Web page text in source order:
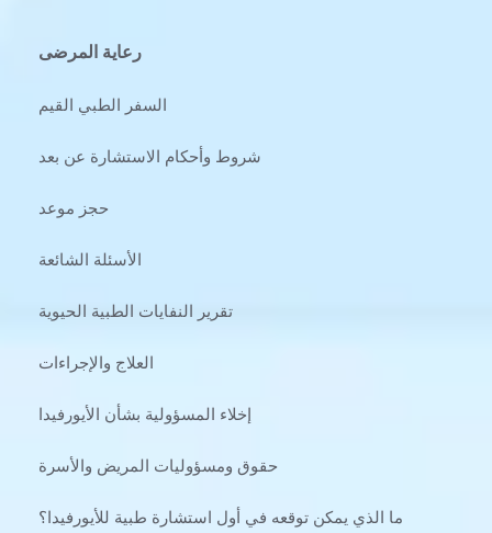
رعاية المرضى
السفر الطبي القيم
شروط وأحكام الاستشارة عن بعد
حجز موعد
الأسئلة الشائعة
تقرير النفايات الطبية الحيوية
العلاج والإجراءات
إخلاء المسؤولية بشأن الأيورفيدا
حقوق ومسؤوليات المريض والأسرة
ما الذي يمكن توقعه في أول استشارة طبية للأيورفيدا؟